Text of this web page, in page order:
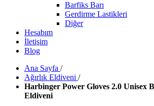
Barfiks Barı
Gerdirme Lastikleri
Diğer
Hesabım
İletişim
Blog
Ana Sayfa /
Ağırlık Eldiveni /
Harbinger Power Gloves 2.0 Unisex
Eldiveni